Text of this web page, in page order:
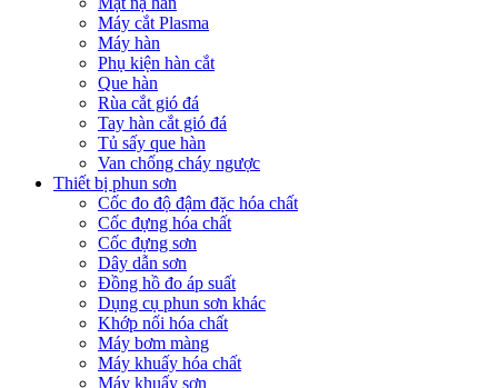
Máy cắt Plasma
Máy hàn
Phụ kiện hàn cắt
Que hàn
Rùa cắt gió đá
Tay hàn cắt gió đá
Tủ sấy que hàn
Van chống cháy ngược
Thiết bị phun sơn
Cốc đo độ đậm đặc hóa chất
Cốc đựng hóa chất
Cốc đựng sơn
Dây dẫn sơn
Đồng hồ đo áp suất
Dụng cụ phun sơn khác
Khớp nối hóa chất
Máy bơm màng
Máy khuấy hóa chất
Máy khuấy sơn